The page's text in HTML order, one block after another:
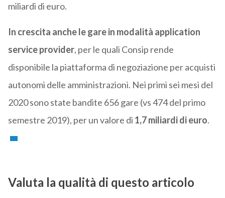
miliardi di euro.
In crescita anche legare in modalità application
service provider, per le quali Consip rende
disponibile la piattaforma di negoziazione per acquisti
autonomi delle amministrazioni. Nei primi sei mesi del
2020 sono state bandite 656 gare (vs 474 del primo
semestre 2019), per un valore di 1,7 miliardi di euro.
Valuta la qualità di questo articolo